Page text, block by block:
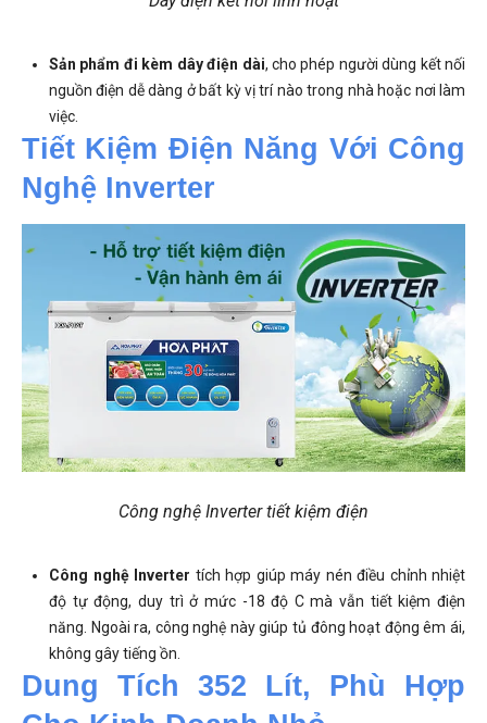
Sản phẩm đi kèm dây điện dài, cho phép người dùng kết nối
nguồn điện dễ dàng ở bất kỳ vị trí nào trong nhà hoặc nơi làm
việc.
Tiết Kiệm Điện Năng Với Công
Nghệ Inverter
Công nghệ Inverter tiết kiệm điện
Công nghệ Inverter tích hợp giúp máy nén điều chỉnh nhiệt
độ tự động, duy trì ở mức -18 độ C mà vẫn tiết kiệm điện
năng. Ngoài ra, công nghệ này giúp tủ đông hoạt động êm ái,
không gây tiếng ồn.
Dung Tích 352 Lít, Phù Hợp